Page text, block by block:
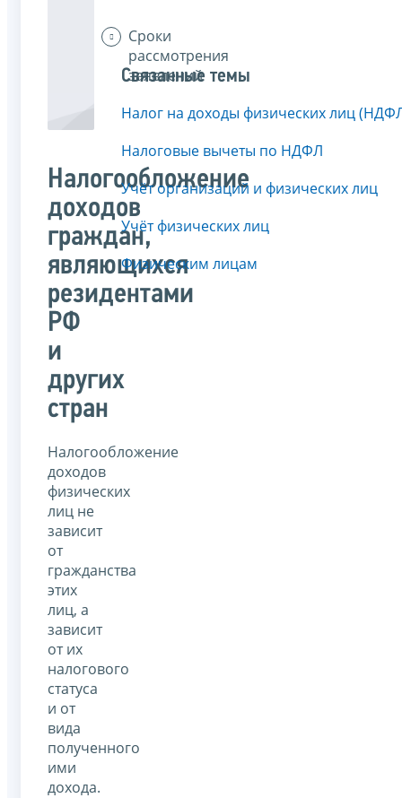
Сроки
рассмотрения
заявлений
Налогообложение
доходов
граждан,
являющихся
резидентами
РФ
и
других
стран
Налогообложение
доходов
физических
лиц не
зависит
от
гражданства
этих
лиц, а
зависит
от их
налогового
статуса
и от
вида
полученного
ими
дохода.
Связанные темы
Налог на доходы физических лиц
Налоговые вычеты по НДФЛ
Учёт организаций и физических лиц
Учёт физических лиц
Физическим лицам